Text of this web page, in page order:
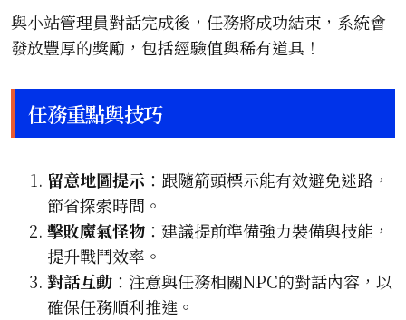
與小站管理員對話完成後，任務將成功結束，系統會
發放豐厚的獎勵，包括經驗值與稀有道具！
任務重點與技巧
留意地圖提示 ：跟隨箭頭標示能有效避免迷路，
節省探索時間。
擊敗魔氣怪物 ：建議提前準備強力裝備與技能，
提升戰鬥效率。
對話互動 ：注意與任務相關NPC的對話內容，以
確保任務順利推進。